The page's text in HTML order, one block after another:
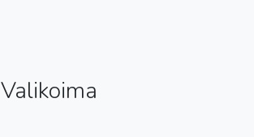
Valikoima